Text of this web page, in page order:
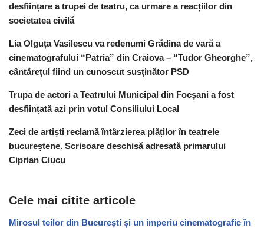
desființare a trupei de teatru, ca urmare a reacțiilor din
societatea civilă
Lia Olguța Vasilescu va redenumi Grădina de vară a
cinematografului “Patria” din Craiova – “Tudor Gheorghe”,
cântărețul fiind un cunoscut susținător PSD
Trupa de actori a Teatrului Municipal din Focșani a fost
desființată azi prin votul Consiliului Local
Zeci de artiști reclamă întârzierea plăților în teatrele
bucureștene. Scrisoare deschisă adresată primarului
Ciprian Ciucu
Cele mai citite articole
Mirosul teilor din București și un imperiu cinematografic în